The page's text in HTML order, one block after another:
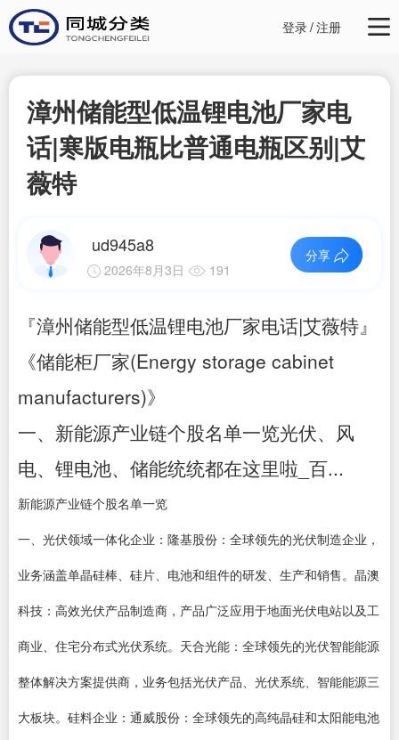
登录/注册
漳州储能型低温锂电池厂家电
话|寒版电瓶比普通电瓶区别|艾
薇特
ud945a8
2026年8月3日 191
分享
『漳州储能型低温锂电池厂家电话|艾薇特』
《储能柜厂家(Energy storage cabinet
manufacturers)》
一、新能源产业链个股名单一览光伏、风
电、锂电池、储能统统都在这里啦_百...
新能源产业链个股名单一览
一、光伏领域一体化企业：隆基股份：全球领先的光伏制造企业，
业务涵盖单晶硅棒、硅片、电池和组件的研发、生产和销售。晶澳
科技：高效光伏产品制造商，产品广泛应用于地面光伏电站以及工
商业、住宅分布式光伏系统。天合光能：全球领先的光伏智能能源
整体解决方案提供商，业务包括光伏产品、光伏系统、智能能源三
大板块。硅料企业：通威股份：全球领先的高纯晶硅和太阳能电池